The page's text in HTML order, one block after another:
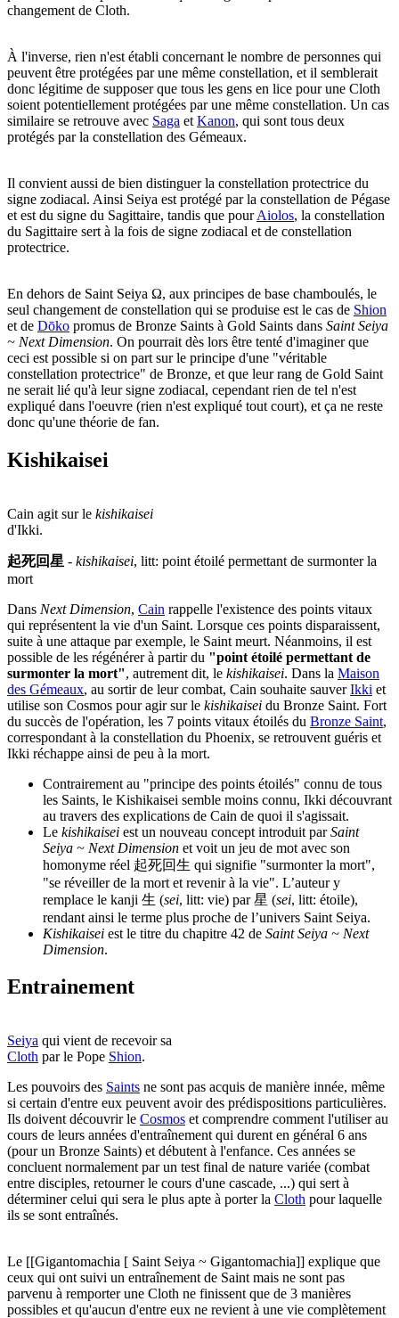
changement de Cloth.
À l'inverse, rien n'est établi concernant le nombre de personnes qui
peuvent être protégées par une même constellation, et il semblerait
donc légitime de supposer que tous les gens en lice pour une Cloth
soient potentiellement protégées par une même constellation. Un cas
similaire se retrouve avec Saga et Kanon, qui sont tous deux
protégés par la constellation des Gémeaux.
Il convient aussi de bien distinguer la constellation protectrice du
signe zodiacal. Ainsi Seiya est protégé par la constellation de Pégase
et est du signe du Sagittaire, tandis que pourAiolos, la constellation
du Sagittaire sert à la fois de signe zodiacal et de constellation
protectrice.
En dehors de Saint Seiya Ω, aux principes de base chamboulés, le
seul changement de constellation qui se produise est le cas de Shion
et de Dōko promus de Bronze Saints à Gold Saints dans Saint Seiya
~ Next Dimension. On pourrait dès lors être tenté d'imaginer que
ceci est possible si on part sur le principe d'une "véritable
constellation protectrice" de Bronze, et que leur rang de Gold Saint
ne serait lié qu'à leur signe zodiacal, cependant rien de tel n'est
expliqué dans l'oeuvre (rien n'est expliqué tout court), et ça ne reste
donc qu'une théorie de fan.
Kishikaisei
Cain agit sur le kishikaisei
d'Ikki.
起死回星 - kishikaisei, litt: point étoilé permettant de surmonter la
mort
Dans Next Dimension, Cain rappelle l'existence des points vitaux
qui représentent la vie d'un Saint. Lorsque ces points disparaissent,
suite à une attaque par exemple, le Saint meurt. Néanmoins, il est
possible de les régénérer à partir du "point étoilé permettant de
surmonter la mort", autrement dit, le kishikaisei. Dans la Maison
des Gémeaux, au sortir de leur combat, Cain souhaite sauverIkki et
utilise son Cosmos pour agir sur le kishikaisei du Bronze Saint. Fort
du succès de l'opération, les 7 points vitaux étoilés du Bronze Saint,
correspondant à la constellation du Phoenix, se retrouvent guéris et
Ikki réchappe ainsi de peu à la mort.
Contrairement au "principe des points étoilés" connu de tous
les Saints, le Kishikaisei semble moins connu, Ikki découvrant
au travers des explications de Cain de quoi il s'agissait.
Le kishikaisei est un nouveau concept introduit parSaint
Seiya ~ Next Dimension et voit un jeu de mot avec son
homonyme réel 起死回生 qui signifie "surmonter la mort",
"se réveiller de la mort et revenir à la vie". L’auteur y
remplace le kanji 生 (sei, litt: vie) par 星 (sei, litt: étoile),
rendant ainsi le terme plus proche de l’univers Saint Seiya.
Kishikaisei est le titre du chapitre 42 de Saint Seiya ~ Next
Dimension.
Entrainement
Seiya qui vient de recevoir sa
Cloth par le Pope Shion.
Les pouvoirs des Saints ne sont pas acquis de manière innée, même
si certain d'entre eux peuvent avoir des prédispositions particulières.
Ils doivent découvrir le Cosmos et comprendre comment l'utiliser au
cours de leurs années d'entraînement qui durent en général 6 ans
(pour un Bronze Saints) et débutent à l'enfance. Ces années se
concluent normalement par un test final de nature variée (combat
entre disciples, retourner le cours d'une cascade, ...) qui sert à
déterminer celui qui sera le plus apte à porter la Cloth pour laquelle
ils se sont entraînés.
Le [[Gigantomachia [ Saint Seiya ~ Gigantomachia]] explique que
ceux qui ont suivi un entraînement de Saint mais ne sont pas
parvenu à remporter une Cloth ne finissent que de 3 manières
possibles et qu'aucun d'entre eux ne revient à une vie complètement